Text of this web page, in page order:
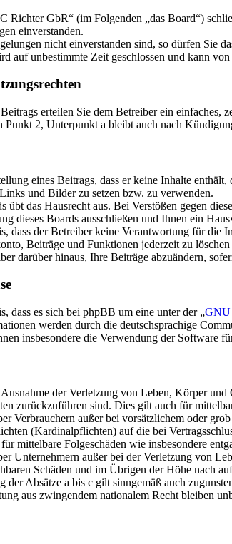
GbR“ (im Folgenden „das Board“)
einverstanden.
nicht einverstanden sind, so dürfen Sie
auf unbestimmte Zeit geschlossen und kann
erteilen Sie dem Betreiber ein einfaches,
Punkt 2, Unterpunkt a bleibt auch nach
eines Beitrags, dass er keine Inhalte
und Bilder zu setzen bzw. zu verwenden.
übt das Hausrecht aus. Bei Verstößen gegen
dieses Boards ausschließen und Ihnen ein
dass der Betreiber keine Verantwortung für die
Beiträge und Funktionen jederzeit zu löschen
darüber hinaus, Ihre Beiträge abzuändern,
dass es sich bei phpBB um eine unter der „GNU
werden durch die deutschsprachige
insbesondere die Verwendung der Software
der Verletzung von Leben, Körper
zurückzuführen sind. Dies gilt auch für
Verbrauchern außer bei vorsätzlichem oder
(Kardinalpflichten) auf die bei
mittelbare Folgeschäden wie insbesondere
Unternehmern außer bei der Verletzung von
Schäden und im Übrigen der Höhe nach
der Absätze a bis c gilt sinngemäß auch
aus zwingendem nationalem Recht bleiben